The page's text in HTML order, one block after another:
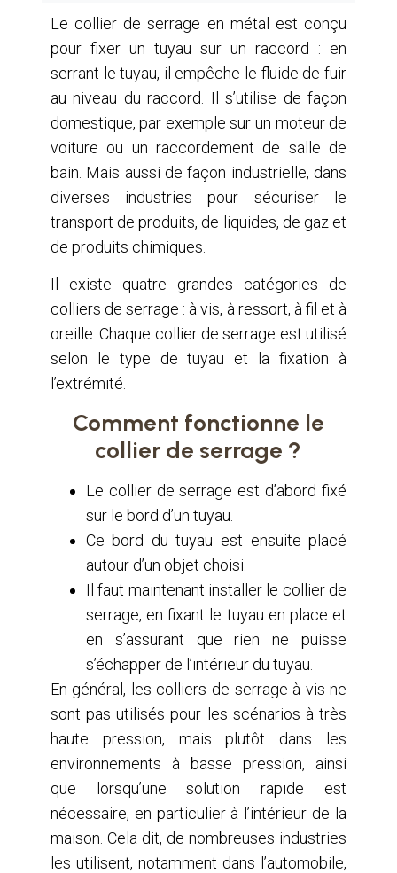
Le collier de serrage en métal est conçu
pour fixer un tuyau sur un raccord : en
serrant le tuyau, il empêche le fluide de fuir
au niveau du raccord. Il s’utilise de façon
domestique, par exemple sur un moteur de
voiture ou un raccordement de salle de
bain. Mais aussi de façon industrielle, dans
diverses industries pour sécuriser le
transport de produits, de liquides, de gaz et
de produits chimiques.
Il existe quatre grandes catégories de
colliers de serrage : à vis, à ressort, à fil et à
oreille. Chaque collier de serrage est utilisé
selon le type de tuyau et la fixation à
l’extrémité.
Comment fonctionne le
collier de serrage ?
Le collier de serrage est d’abord fixé
sur le bord d’un tuyau.
Ce bord du tuyau est ensuite placé
autour d’un objet choisi.
Il faut maintenant installer le collier de
serrage, en fixant le tuyau en place et
en s’assurant que rien ne puisse
s’échapper de l’intérieur du tuyau.
En général, les colliers de serrage à vis ne
sont pas utilisés pour les scénarios à très
haute pression, mais plutôt dans les
environnements à basse pression, ainsi
que lorsqu’une solution rapide est
nécessaire, en particulier à l’intérieur de la
maison. Cela dit, de nombreuses industries
les utilisent, notamment dans l’automobile,